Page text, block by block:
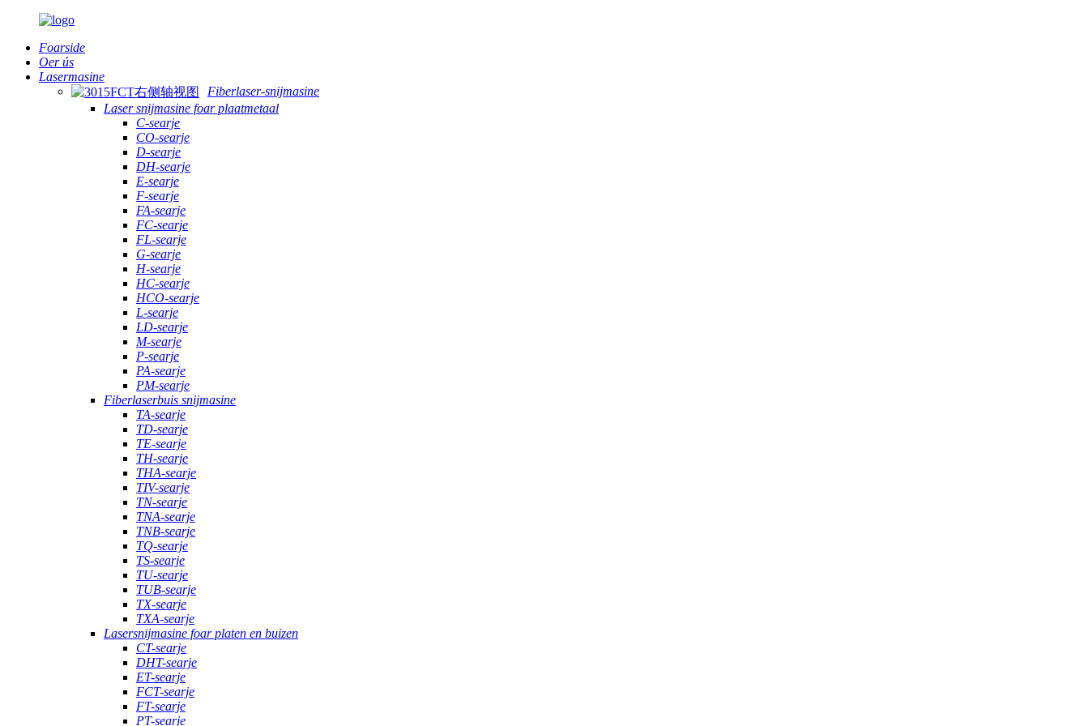
Foarside
Oer ús
Lasermasine
Fiberlaser-snijmasine
Laser snijmasine foar plaatmetaal
C-searje
CO-searje
D-searje
DH-searje
E-searje
F-searje
FA-searje
FC-searje
FL-searje
G-searje
H-searje
HC-searje
HCO-searje
L-searje
LD-searje
M-searje
P-searje
PA-searje
PM-searje
Fiberlaserbuis snijmasine
TA-searje
TD-searje
TE-searje
TH-searje
THA-searje
TIV-searje
TN-searje
TNA-searje
TNB-searje
TQ-searje
TS-searje
TU-searje
TUB-searje
TX-searje
TXA-searje
Lasersnijmasine foar platen en buizen
CT-searje
DHT-searje
ET-searje
FCT-searje
FT-searje
PT-searje